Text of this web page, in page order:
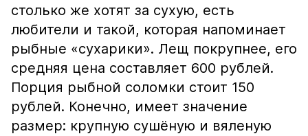
столько же хотят за сухую, есть
любители и такой, которая напоминает
рыбные «сухарики». Лещ покрупнее, его
средняя цена составляет 600 рублей.
Порция рыбной соломки стоит 150
рублей. Конечно, имеет значение
размер: крупную сушёную и вяленую